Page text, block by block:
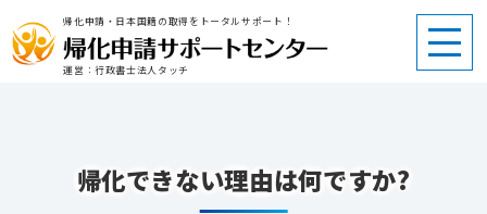
帰化申請・日本国籍の取得をトータルサポート！
運営：行政書士法人タッチ
帰化できない理由は何ですか?